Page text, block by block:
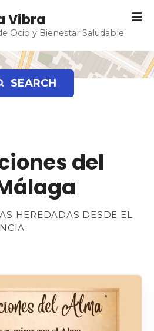
Vibra
Ocio y Bienestar Saludable
SEARCH
del
HEREDADAS DESDE EL